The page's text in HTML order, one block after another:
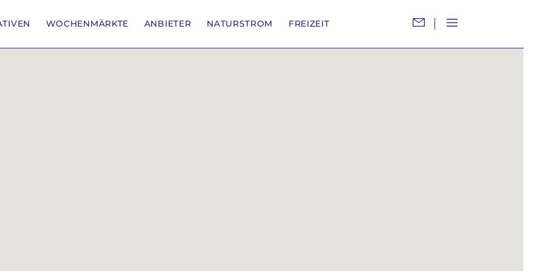
WOCHENMÄRKTE ANBIETER NATURSTROM FREIZEIT